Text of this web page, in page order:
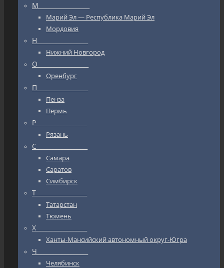
М_________________
Марий Эл — Республика Марий Эл
Мордовия
Н_________________
Нижний Новгород
О_________________
Оренбург
П_________________
Пенза
Пермь
Р_________________
Рязань
С_________________
Самара
Саратов
Симбирск
Т_________________
Татарстан
Тюмень
Х_________________
Ханты-Мансийский автономный округ-Югра
Ч_________________
Челябинск